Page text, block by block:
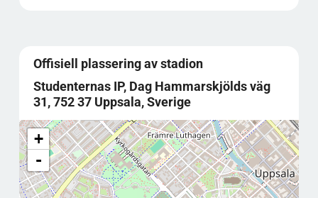
Offisiell plassering av stadion
Studenternas IP, Dag Hammarskjölds väg
31, 752 37 Uppsala, Sverige
+
-